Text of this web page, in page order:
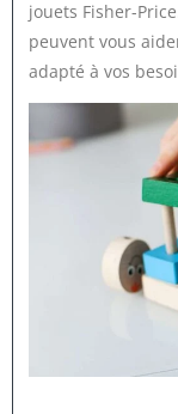
jouets Fisher-
peuvent vous
adapté à vos